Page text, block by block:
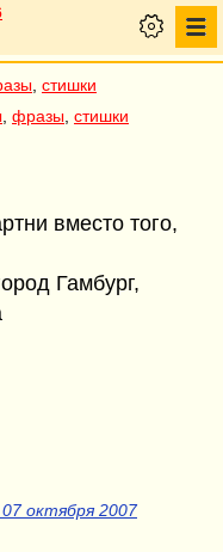
стишки
фразы стишки
вместо того,
Гамбург,
октября 2007